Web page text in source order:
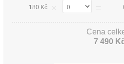
180 Kč
Cena
7 490